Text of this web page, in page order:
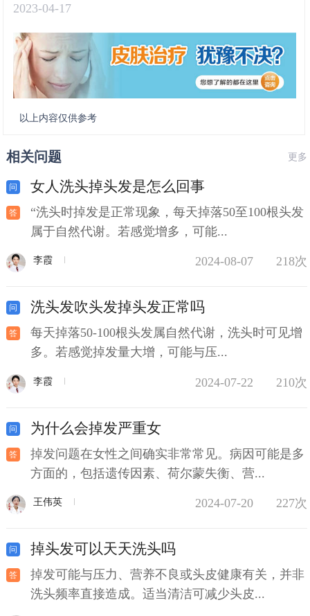
2023-04-17
以上内容仅供参考
相关问题 更多
女人洗头掉头发是怎么回事
“洗头时掉发是正常现象，每天掉落50至100根头发
属于自然代谢。若感觉增多，可能...
李霞 2024-08-07 218次
洗头发吹头发掉头发正常吗
每天掉落50-100根头发属自然代谢，洗头时可见增
多。若感觉掉发量大增，可能与压...
李霞 2024-07-22 210次
为什么会掉发严重女
掉发问题在女性之间确实非常常见。病因可能是多
方面的，包括遗传因素、荷尔蒙失衡、营...
王伟英 2024-07-20 227次
掉头发可以天天洗头吗
掉发可能与压力、营养不良或头皮健康有关，并非
洗头频率直接造成。适当清洁可减少头皮...